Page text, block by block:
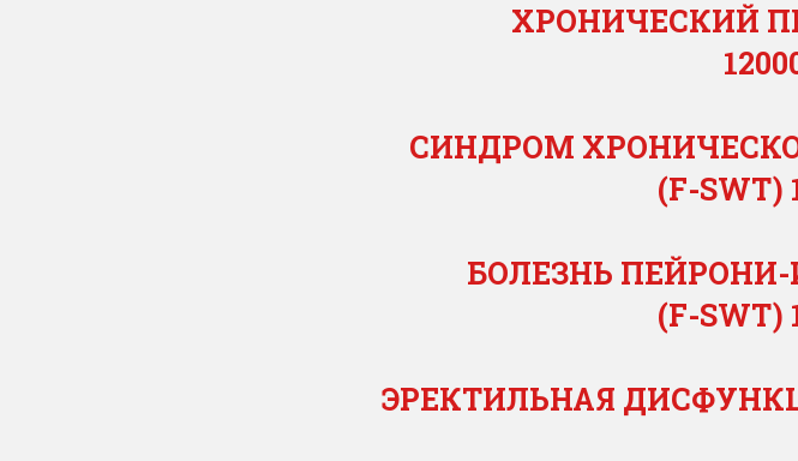
ХРОНИЧЕСКИЙ
СИНДРОМ
(F-SWT)
БОЛЕЗНЬ
(F-SWT)
ЭРЕКТИЛЬНАЯ